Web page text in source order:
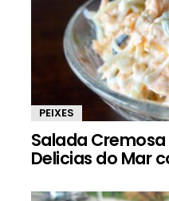
PEIXES
Salada
Delicias do Mar